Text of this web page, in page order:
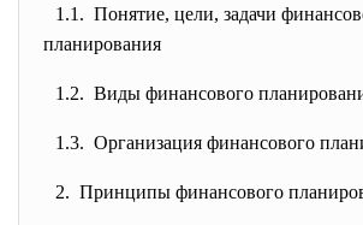
1.1. Понятие, цели, задачи
планирования
1.2. Виды финансового
1.3. Организация финансового
2. Принципы финансового